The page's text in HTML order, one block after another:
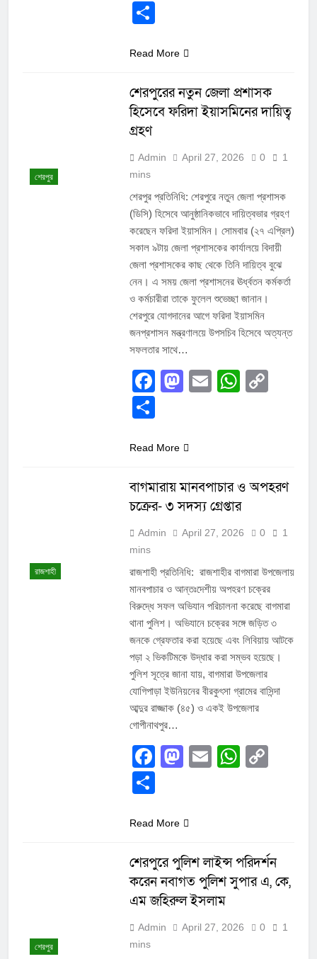
Read More
শেরপুর
শেরপুরের নতুন জেলা প্রশাসক
হিসেবে ফরিদা ইয়াসমিনের দায়িত্ব
গ্রহণ
Admin April 27, 2026 0
1
mins
শেরপুর প্রতিনিধি: শেরপুরে নতুন জেলা প্রশাসক
(ডিসি) হিসেবে আনুষ্ঠানিকভাবে দায়িত্বভার গ্রহণ
করেছেন ফরিদা ইয়াসমিন। সোমবার (২৭ এপ্রিল)
সকাল ৯টায় জেলা প্রশাসকের কার্যালয়ে বিদায়ী
জেলা প্রশাসকের কাছ থেকে তিনি দায়িত্ব বুঝে
নেন। এ সময় জেলা প্রশাসনের ঊর্ধ্বতন কর্মকর্তা
ও কর্মচারীরা তাকে ফুলেল শুভেচ্ছা জানান। ​
শেরপুরে যোগদানের আগে ফরিদা ইয়াসমিন
জনপ্রশাসন মন্ত্রণালয়ে উপসচিব হিসেবে অত্যন্ত
সফলতার সাথে…
Facebook
Mastodon
Email
Read More
রাজশাহী
বাগমারায় মানবপাচার ও অপহরণ
চক্রের- ৩ সদস্য গ্রেপ্তার
Admin April 27, 2026 0
1
mins
রাজশাহী প্রতিনিধি: রাজশাহীর বাগমারা উপজেলায়
মানবপাচার ও আন্তঃদেশীয় অপহরণ চক্রের
বিরুদ্ধে সফল অভিযান পরিচালনা করেছে বাগমারা
থানা পুলিশ। অভিযানে চক্রের সঙ্গে জড়িত ৩
জনকে গ্রেফতার করা হয়েছে এবং লিবিয়ায় আটকে
পড়া ২ ভিকটিমকে উদ্ধার করা সম্ভব হয়েছে।
পুলিশ সূত্রে জানা যায়, বাগমারা উপজেলার
যোগিপাড়া ইউনিয়নের বীরকুৎসা গ্রামের বাসিন্দা
আব্দুর রাজ্জাক (৪৫) ও একই উপজেলার
গোপীনাথপুর…
Facebook
Mastodon
Email
Read More
শেরপুর
শেরপুরে পুলিশ লাইন্স পরিদর্শন
করেন নবাগত পুলিশ সুপার এ, কে,
এম জহিরুল ইসলাম
Admin April 27, 2026 0
1
mins